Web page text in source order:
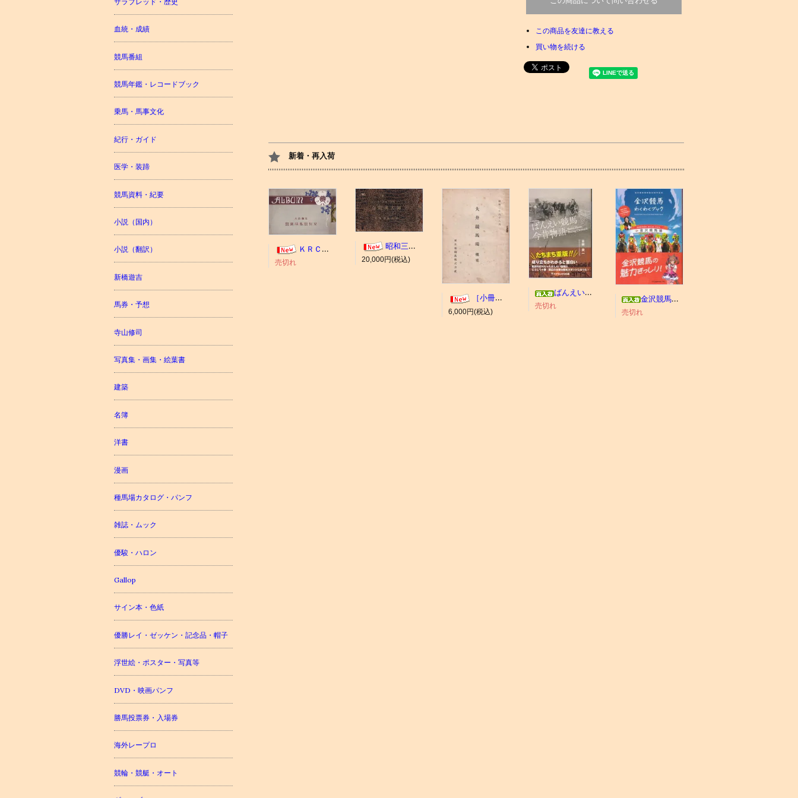
この商品を友達に教える
買い物を続ける
新着・再入荷
ＫＲＣ ＡＬＢＵＭ（京都競馬場写真帖）
売切れ
昭和三年十一月 御大典記念
20,000円(税込)
［小冊子］大井競馬場 概要
6,000円(税込)
ばんえい競馬今昔物語
売切れ
金沢競馬わくわくブック
売切れ
血統・成績
競馬番組
競馬年鑑・レコードブック
乗馬・馬事文化
紀行・ガイド
医学・装蹄
競馬資料・紀要
小説（国内）
小説（翻訳）
新橋遊吉
馬券・予想
寺山修司
写真集・画集・絵葉書
建築
名簿
洋書
漫画
種馬場カタログ・パンフ
雑誌・ムック
優駿・ハロン
Gallop
サイン本・色紙
優勝レイ・ゼッケン・記念品・帽子
浮世絵・ポスター・写真等
DVD・映画パンフ
勝馬投票券・入場券
海外レープロ
競輪・競艇・オート